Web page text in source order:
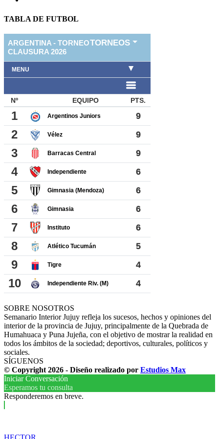
TABLA DE FUTBOL
SOBRE NOSOTROS
Semanario Interior Jujuy refleja los sucesos, hechos y opiniones del
interior de la provincia de Jujuy, principalmente de la Quebrada de
Humahuaca y Puna Jujeña, con el objetivo de mostrar la realidad en
todos los ámbitos de la sociedad; deportivos, culturales, políticos y
sociales.
SÍGUENOS
© Copyright 2026 - Diseño realizado por Estudios Max
Iniciar Conversación
Esperamos tu consulta
Responderemos en breve.
HECTOR